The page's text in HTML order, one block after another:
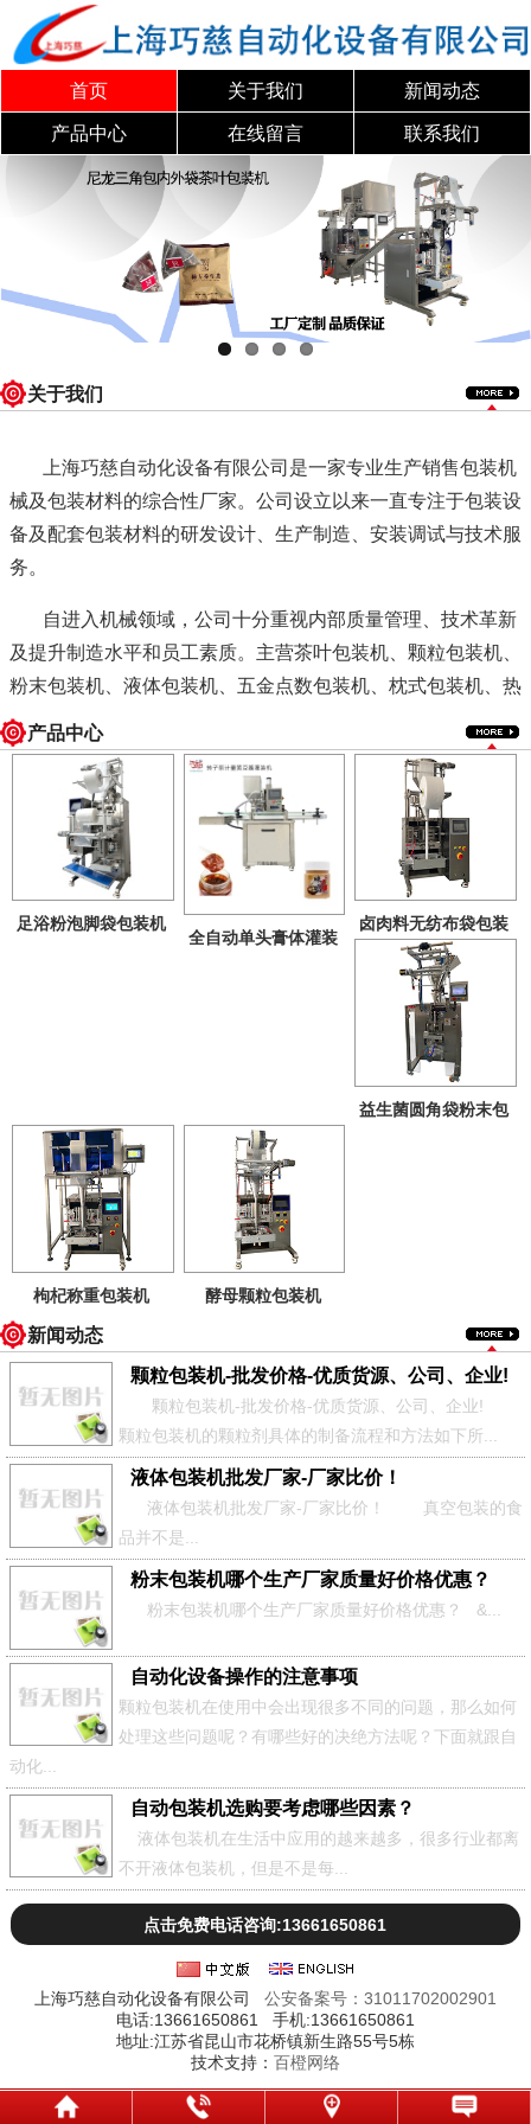
首页 关于我们 新闻动态
产品中心 在线留言 联系我们
关于我们
上海巧慈自动化设备有限公司是一家专业生产销售包装机
械及包装材料的综合性厂家。公司设立以来一直专注于包装设
备及配套包装材料的研发设计、生产制造、安装调试与技术服
务。
自进入机械领域，公司十分重视内部质量管理、技术革新
及提升制造水平和员工素质。主营茶叶包装机、颗粒包装机、
粉末包装机、液体包装机、五金点数包装机、枕式包装机、热
收缩包装机、定量电子秤以及生产线配套设备等十余系列、三
十多个品种。所有产品均按照国家"GMP"标准制造，广泛应用
于食品化工、医药、调味品、饲料、乳品、生物工程等行业，
为您提供生产过程中控制、配料、包装计量、成品检验等一整
套称重控制系统解决方案。
公司将一如既往恪守“优质、高效、创新”的质量方针，坚
持“质量第一、诚信待人、创新发展”的经营原则，矢志不移地
上海巧慈全自动 液体包装机|颗粒包装机|粉末包装机|茶叶包装
机|袋泡茶包装机
电话：021-61843523 邮箱：shqiaoci@126.com 网站：
http://www.shbaozhuangji.net/
产品中心
足浴粉泡脚袋包装机
全自动单头膏体灌装
卤肉料无纺布袋包装
机
益生菌圆角袋粉末包
枸杞称重包装机 酵母颗粒包装机
新闻动态
颗粒包装机-批发价格-优质货源、公司、企业!
颗粒包装机-批发价格-优质货源、公司、企业!
颗粒包装机的颗粒剂具体的制备流程和方法如下所...
液体包装机批发厂家-厂家比价！
液体包装机批发厂家-厂家比价！ 真空包装的食
品并不是...
粉末包装机哪个生产厂家质量好价格优惠？
粉末包装机哪个生产厂家质量好价格优惠？ &...
自动化设备操作的注意事项
颗粒包装机在使用中会出现很多不同的问题，那么如何
处理这些问题呢？有哪些好的决绝方法呢？下面就跟自
动化...
自动包装机选购要考虑哪些因素？
液体包装机在生活中应用的越来越多，很多行业都离
不开液体包装机，但是不是每...
点击免费电话咨询:13661650861
上海巧慈自动化设备有限公司 公安备案号：31011702002901
电话:13661650861 手机:13661650861
地址:江苏省昆山市花桥镇新生路55号5栋
技术支持： 百橙网络